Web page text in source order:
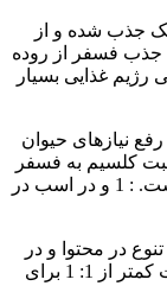
جذب شده و از
جذب فسفر از روده
غذایی بسیار
نیازهای حیوان
کلسیم به فسفر
در جیره اسب بالغ احتمالاً از 0.8: 1 تا 8 متغیر است. : 1 و در اسب در
در محتوا و در
دسترس بودن کلسیم و فسفر در خوراک، نسبت کمتر از 1: 1 برای